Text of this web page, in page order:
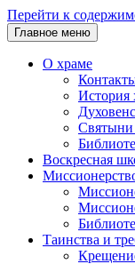
Перейти к
Главное меню
О храме
История
Святыни
Воскресная
Таинства и